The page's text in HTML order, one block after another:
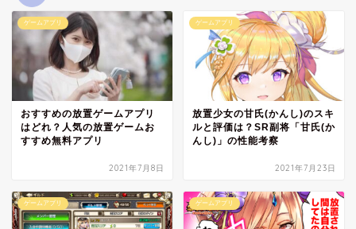
ゲームアプリ
おすすめの放置ゲームアプリ
はどれ？人気の放置ゲームお
すすめ無料アプリ
2021年7月8日
ゲームアプリ
放置少女の甘氏(かんし)のスキ
ルと評価は？SR副将「甘氏(か
んし)」の性能考察
2021年7月23日
ゲームアプリ ゲームアプリ